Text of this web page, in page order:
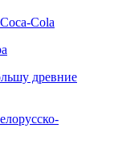
Cola
древние